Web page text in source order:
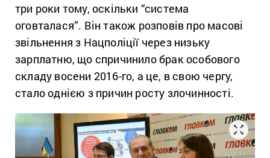
три роки тому, оскільки “система
оговталася”. Він також розповів про масові
звільнення з Нацполіції через низьку
зарплатню, що спричинило брак особового
складу восени 2016-го, а це, в свою чергу,
стало однією з причин росту злочинності.